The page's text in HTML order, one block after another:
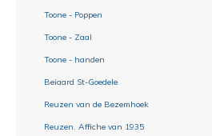
Toone - Poppen
Toone - Zaal
Toone - handen
Beiaard St-Goedele
Reuzen van de Bezemhoek
Reuzen. Affiche van 1935